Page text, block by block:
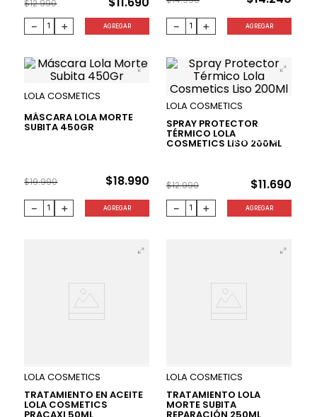
$12.990
＋
－ AGREGAR ＋
－ AGREGAR
LOLA COSMETICS
MÁSCARA LOLA MORTE
SUBITA 450GR
$19.990 $18.990
＋
－ AGREGAR
LOLA COSMETICS
SPRAY PROTECTOR
TÉRMICO LOLA
COSMETICS LISO 200ML
10 %
$12.990 $11.690
＋
－ AGREGAR
LOLA COSMETICS
TRATAMIENTO EN ACEITE
LOLA COSMETICS
LOLA COSMETICS
TRATAMIENTO LOLA
MORTE SUBITA